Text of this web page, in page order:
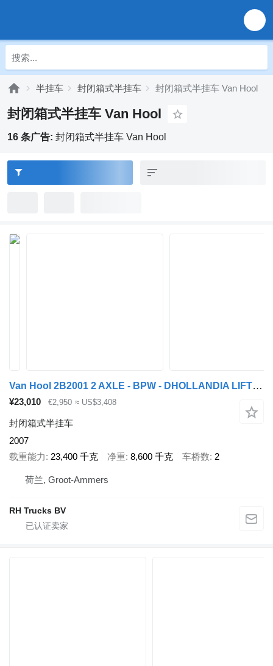
半挂车 封闭箱式半挂车 封闭箱式半挂车 Van Hool
封闭箱式半挂车 Van Hool
16 条广告: 封闭箱式半挂车 Van Hool
Van Hool 2B2001 2 AXLE - BPW - DHOLLANDIA LIFT 2000 KG
¥23,010 €2,950 ≈ US$3,408
封闭箱式半挂车
2007
载重能力
23,400 千克 净重 8,600 千克 车桥数 2
荷兰, Groot-Ammers
RH Trucks BV